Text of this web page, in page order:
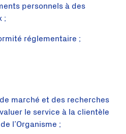
personnels à des
;
réglementaire ;
marché et des recherches
le service à la clientèle
l’Organisme ;